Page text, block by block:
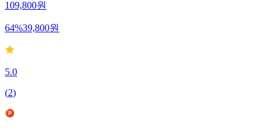
109,800원
64%39,800원
5.0
(2)